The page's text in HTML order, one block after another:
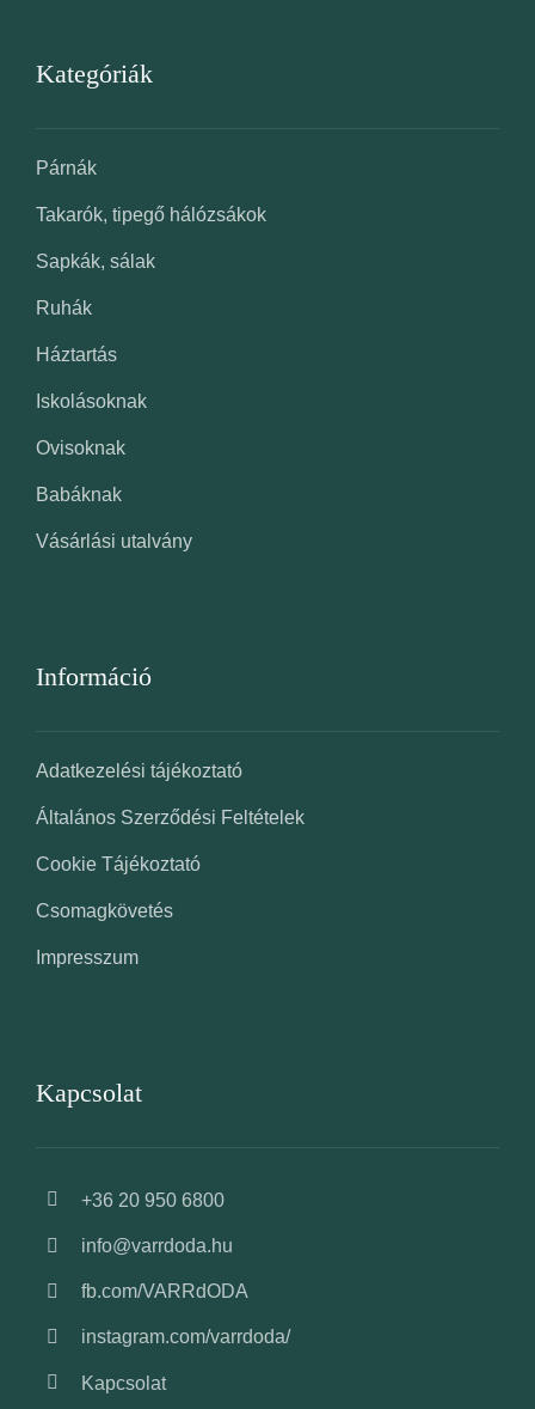
Kategóriák
Párnák
Takarók, tipegő hálózsákok
Sapkák, sálak
Ruhák
Háztartás
Iskolásoknak
Ovisoknak
Babáknak
Vásárlási utalvány
Információ
Adatkezelési tájékoztató
Általános Szerződési Feltételek
Cookie Tájékoztató
Csomagkövetés
Impresszum
Kapcsolat
+36 20 950 6800
info@varrdoda.hu
fb.com/VARRdODA
instagram.com/varrdoda/
Kapcsolat